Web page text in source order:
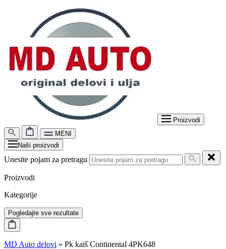
Proizvodi
MENI
Naši proizvodi
Unesite pojam za pretragu
Proizvodi
Kategorije
Pogledajte sve rezultate
MD Auto delovi » Pk kaiš Continental 4PK648